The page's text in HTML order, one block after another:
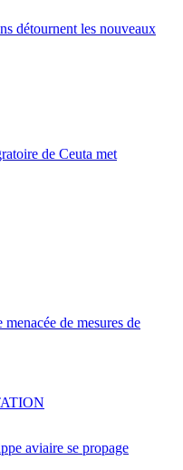
détournent les nouveaux
de Ceuta met
de mesures de
aviaire se propage